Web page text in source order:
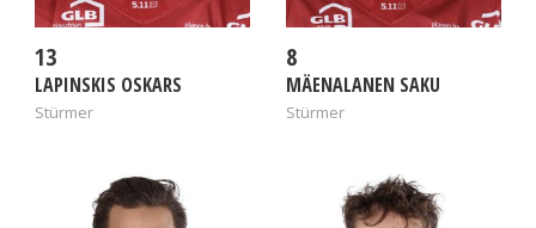
13
LAPINSKIS OSKARS
Stürmer
8
MÄENALANEN SAKU
Stürmer